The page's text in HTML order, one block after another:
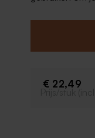
lentefeest! In
De Bock
€ 22,49
Prijs/stuk